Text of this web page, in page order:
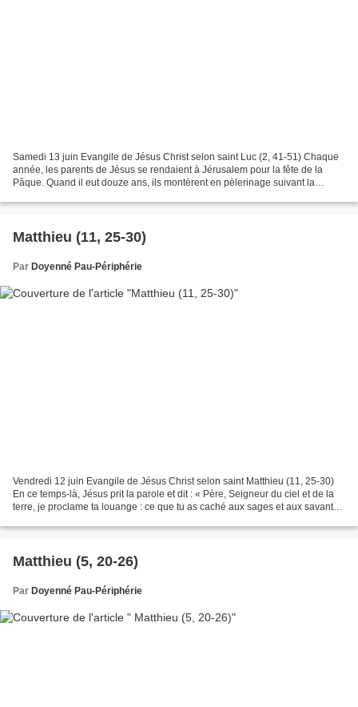
Samedi 13 juin Evangile de Jésus Christ selon saint Luc (2, 41-51) Chaque
année, les parents de Jésus se rendaient à Jérusalem pour la fête de la
Pâque. Quand il eut douze ans, ils montèrent en pèlerinage suivant la
Matthieu (11, 25-30)
Par Doyenné Pau-Périphérie
Vendredi 12 juin Evangile de Jésus Christ selon saint Matthieu (11, 25-30)
En ce temps-là, Jésus prit la parole et dit : « Père, Seigneur du ciel et de la
terre, je proclame ta louange : ce que tu as caché aux sages et aux savants,
Matthieu (5, 20-26)
Par Doyenné Pau-Périphérie